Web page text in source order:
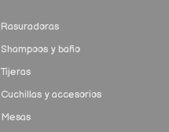
Rasuradoras
Shampoos y baño
Tijeras
Cuchillas y accesorios
Mesas